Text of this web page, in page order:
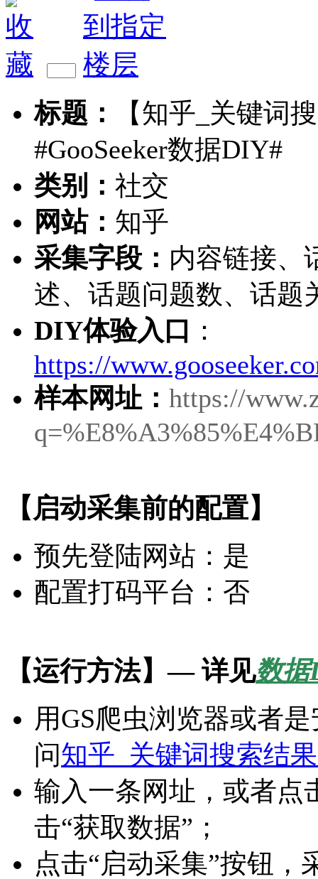
标题：
【知乎_关键词
#GooSeeker数据DIY#
类别： 社交
网站： 知乎
采集字段： 内容链接、
述、话题问题数、话题
DIY体验入口 ：
https://
样本网址： https://
【启动采集前的配置】
预先登陆网站：是
配置打码平台：否
【运行方法】— 详见数据
用GS爬虫浏览器或者
问知乎_关键词搜索结
输入一条网址，或者点
击“获取数据”；
点击“启动采集”按钮，